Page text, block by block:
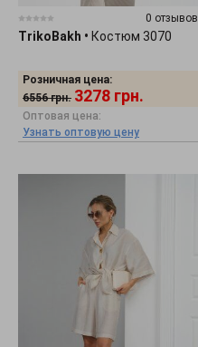
0 отзывов
TrikoBakh • Костюм 3070
Розничная цена:
6556 грн. 3278 грн.
Оптовая цена:
Узнать оптовую цену